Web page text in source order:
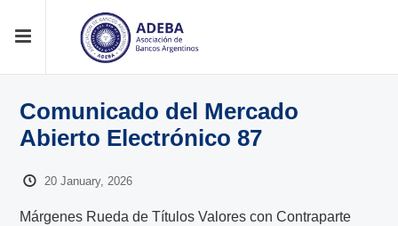
Comunicado del Mercado
Abierto Electrónico 87
20 January, 2026
Márgenes Rueda de Títulos Valores con Contraparte